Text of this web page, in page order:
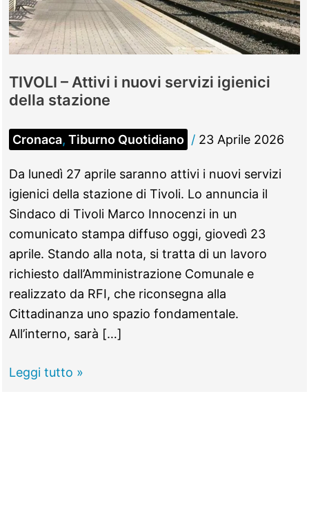
TIVOLI – Attivi i nuovi servizi igienici
della stazione
Cronaca, Tiburno Quotidiano / 23 Aprile 2026
Da lunedì 27 aprile saranno attivi i nuovi servizi
igienici della stazione di Tivoli. Lo annuncia il
Sindaco di Tivoli Marco Innocenzi in un
comunicato stampa diffuso oggi, giovedì 23
aprile. Stando alla nota, si tratta di un lavoro
richiesto dall’Amministrazione Comunale e
realizzato da RFI, che riconsegna alla
Cittadinanza uno spazio fondamentale.
All’interno, sarà […]
TIVOLI
Leggi tutto »